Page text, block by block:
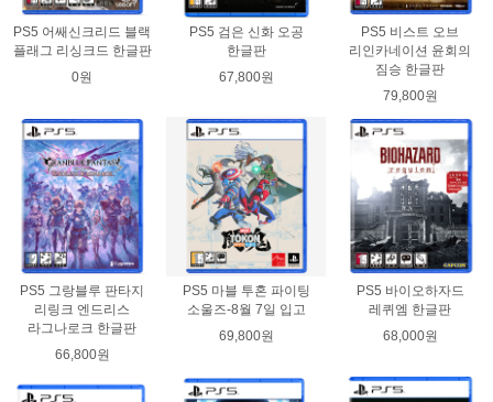
PS5 어쌔신크리드 블랙
플래그 리싱크드 한글판
0원
PS5 검은 신화 오공
한글판
67,800원
PS5 비스트 오브
리인카네이션 윤회의
짐승 한글판
79,800원
PS5 그랑블루 판타지
리링크 엔드리스
라그나로크 한글판
66,800원
PS5 마블 투혼 파이팅
소울즈-8월 7일 입고
69,800원
PS5 바이오하자드
레퀴엠 한글판
68,000원